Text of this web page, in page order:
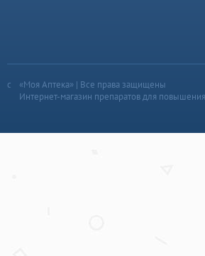
«Моя Аптека» | Все права защищены
Интернет-магазин препаратов для